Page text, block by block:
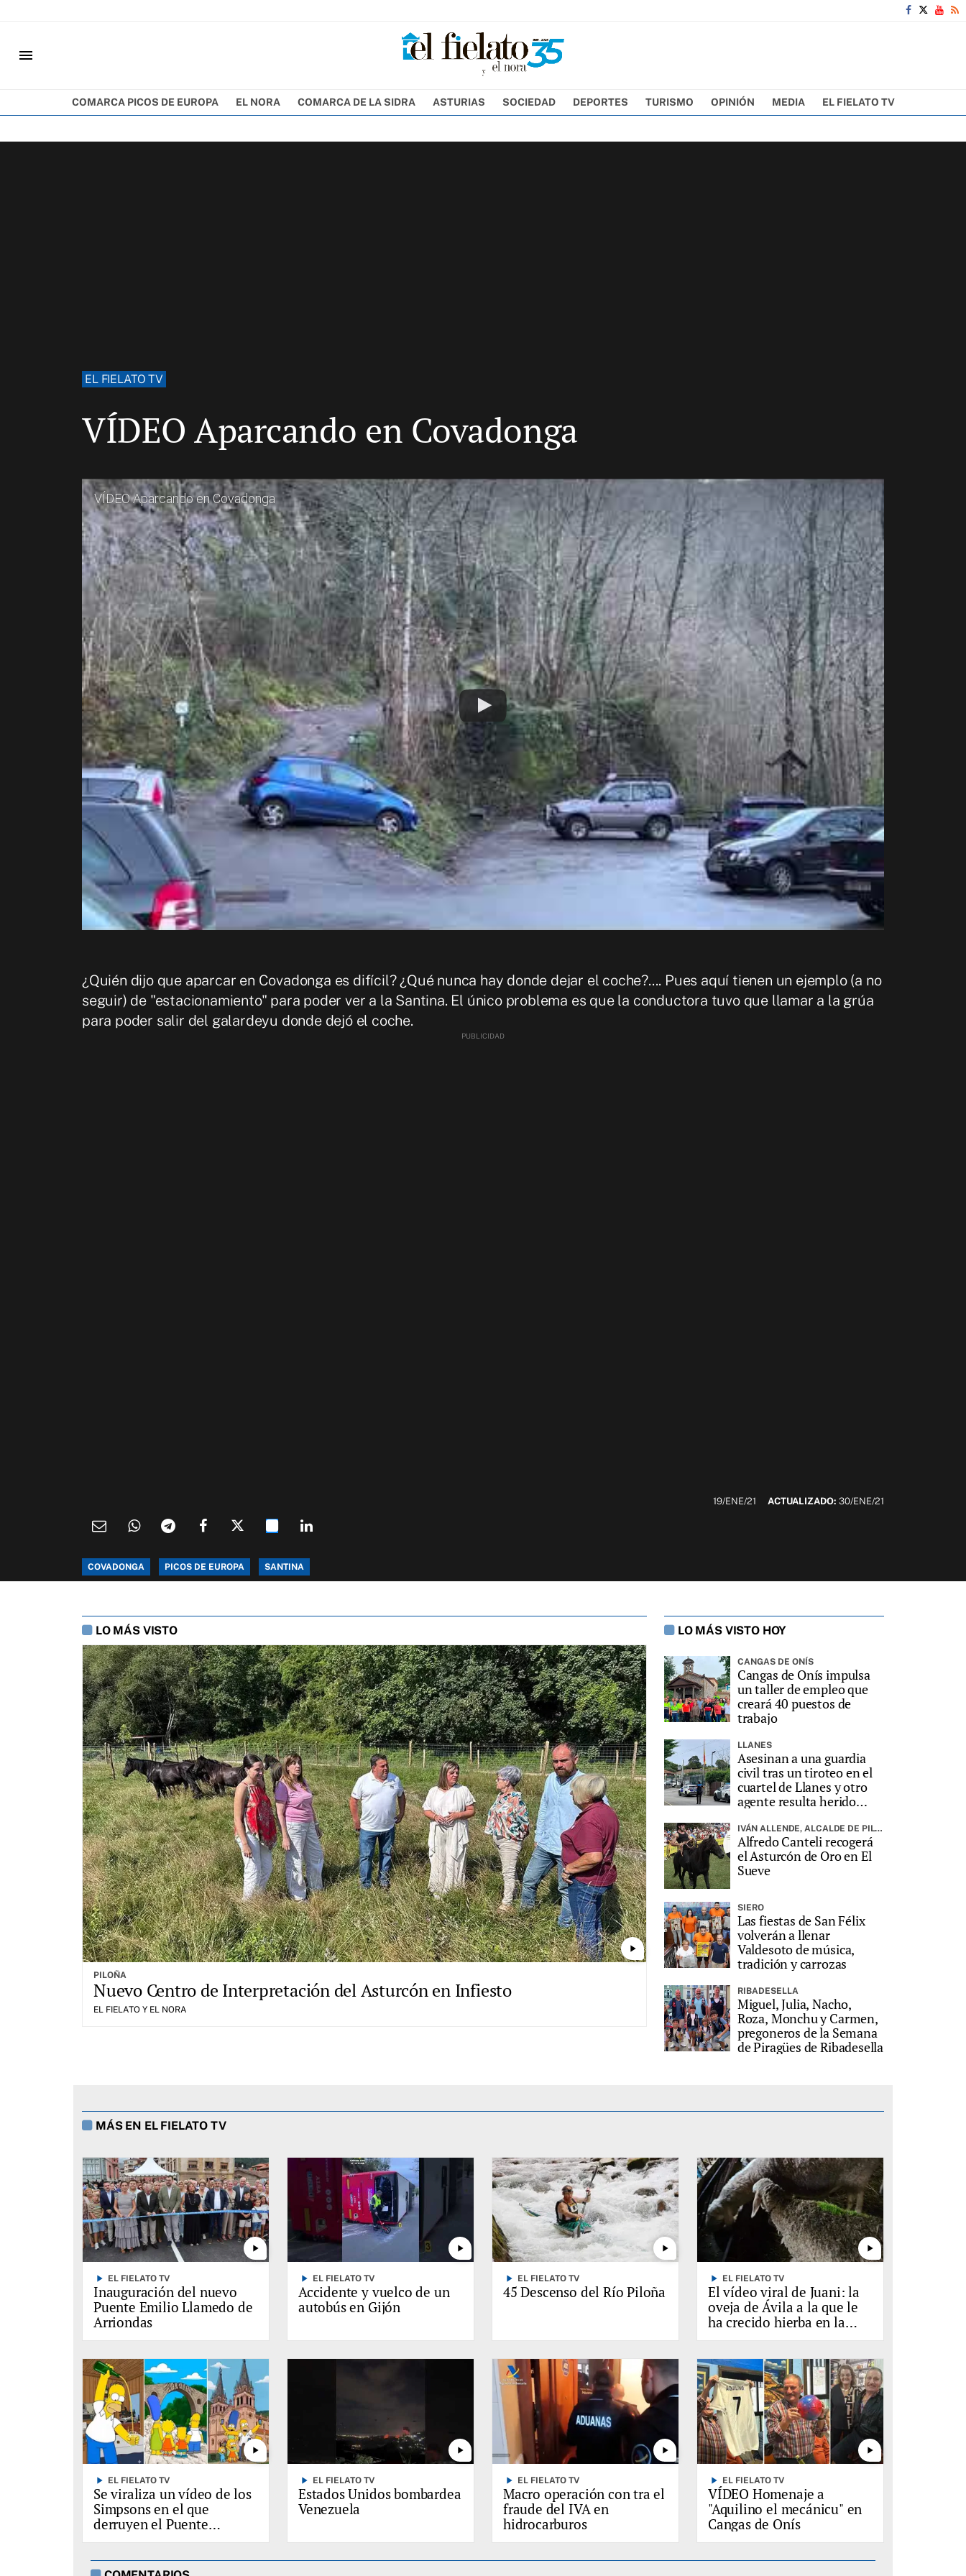
menu
COMARCA PICOS DE EUROPA EL NORA COMARCA DE LA SIDRA ASTURIAS SOCIEDAD DEPORTES TURISMO OPINIÓN MEDIA EL FIELATO TV
EL FIELATO TV
VÍDEO Aparcando en Covadonga
VÍDEO Aparcando en Covadonga
¿Quién dijo que aparcar en Covadonga es difícil? ¿Qué nunca hay donde dejar el coche?.... Pues aquí tienen un ejemplo (a no
seguir) de "estacionamiento" para poder ver a la Santina. El único problema es que la conductora tuvo que llamar a la grúa
para poder salir del galardeyu donde dejó el coche.
19/ENE/21 ACTUALIZADO: 30/ENE/21
COVADONGA PICOS DE EUROPA SANTINA
LO MÁS VISTO
play_arrow
PILOÑA
Nuevo Centro de Interpretación del Asturcón en Infiesto
EL FIELATO Y EL NORA
LO MÁS VISTO HOY
CANGAS DE ONÍS
Cangas de Onís impulsa
un taller de empleo que
creará 40 puestos de
trabajo
LLANES
Asesinan a una guardia
civil tras un tiroteo en el
cuartel de Llanes y otro
agente resulta herido
IVÁN ALLENDE, ALCALDE DE PILOÑA, PREGONARÁ LA FIESTA
Alfredo Canteli recogerá
el Asturcón de Oro en El
Sueve
SIERO
Las fiestas de San Félix
volverán a llenar
Valdesoto de música,
tradición y carrozas
RIBADESELLA
Miguel, Julia, Nacho,
Roza, Monchu y Carmen,
pregoneros de la Semana
de Piragües de Ribadesella
MÁS EN EL FIELATO TV
play_arrow
play_arrow EL FIELATO TV
Inauguración del nuevo
Puente Emilio Llamedo de
Arriondas
play_arrow
play_arrow EL FIELATO TV
Accidente y vuelco de un
autobús en Gijón
play_arrow
play_arrow EL FIELATO TV
45 Descenso del Río Piloña
play_arrow
play_arrow EL FIELATO TV
El vídeo viral de Juani: la
oveja de Ávila a la que le
ha crecido hierba en la
lana
play_arrow
play_arrow EL FIELATO TV
Se viraliza un vídeo de los
Simpsons en el que
derruyen el Puente
Romano de Cangas de
play_arrow
play_arrow EL FIELATO TV
Estados Unidos bombardea
Venezuela
play_arrow
play_arrow EL FIELATO TV
Macro operación con tra el
fraude del IVA en
hidrocarburos
play_arrow
play_arrow EL FIELATO TV
VÍDEO Homenaje a
"Aquilino el mecánicu" en
Cangas de Onís